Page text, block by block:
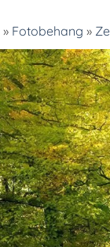
» Fotobehang »